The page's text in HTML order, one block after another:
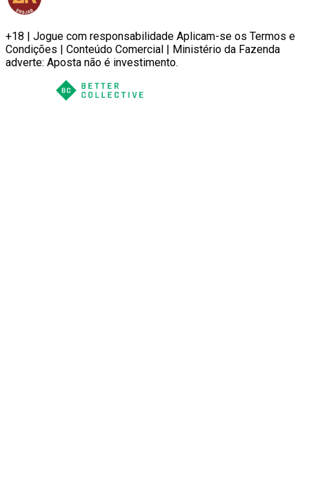
+18 | Jogue com responsabilidade Aplicam-se os Termos e
Condições | Conteúdo Comercial | Ministério da Fazenda
adverte: Aposta não é investimento.